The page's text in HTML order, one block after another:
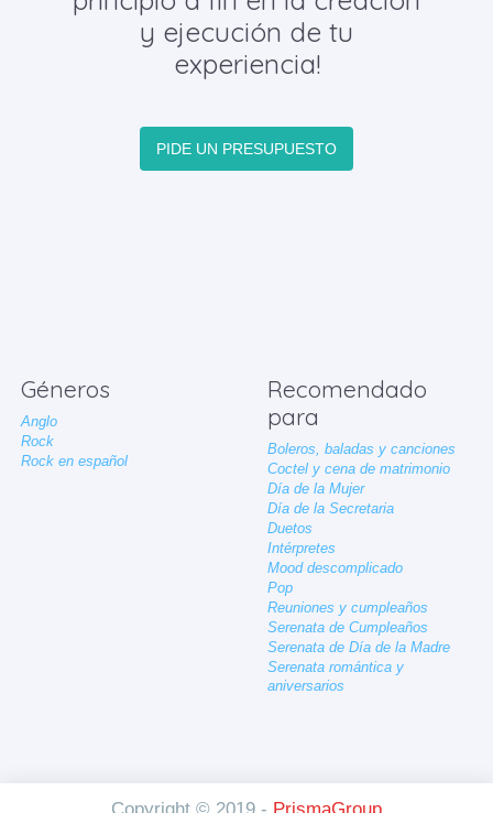
y ejecución de tu
experiencia!
PIDE UN PRESUPUESTO
Géneros
Anglo
Rock
Rock en español
Recomendado
para
Boleros, baladas y canciones
Coctel y cena de matrimonio
Día de la Mujer
Día de la Secretaria
Duetos
Intérpretes
Mood descomplicado
Pop
Reuniones y cumpleaños
Serenata de Cumpleaños
Serenata de Día de la Madre
Serenata romántica y
aniversarios